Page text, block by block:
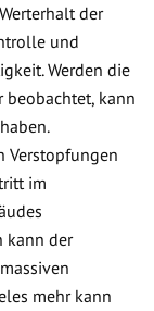
der
und
Werden die
kann
Verstopfungen
im
kann der
mehr kann